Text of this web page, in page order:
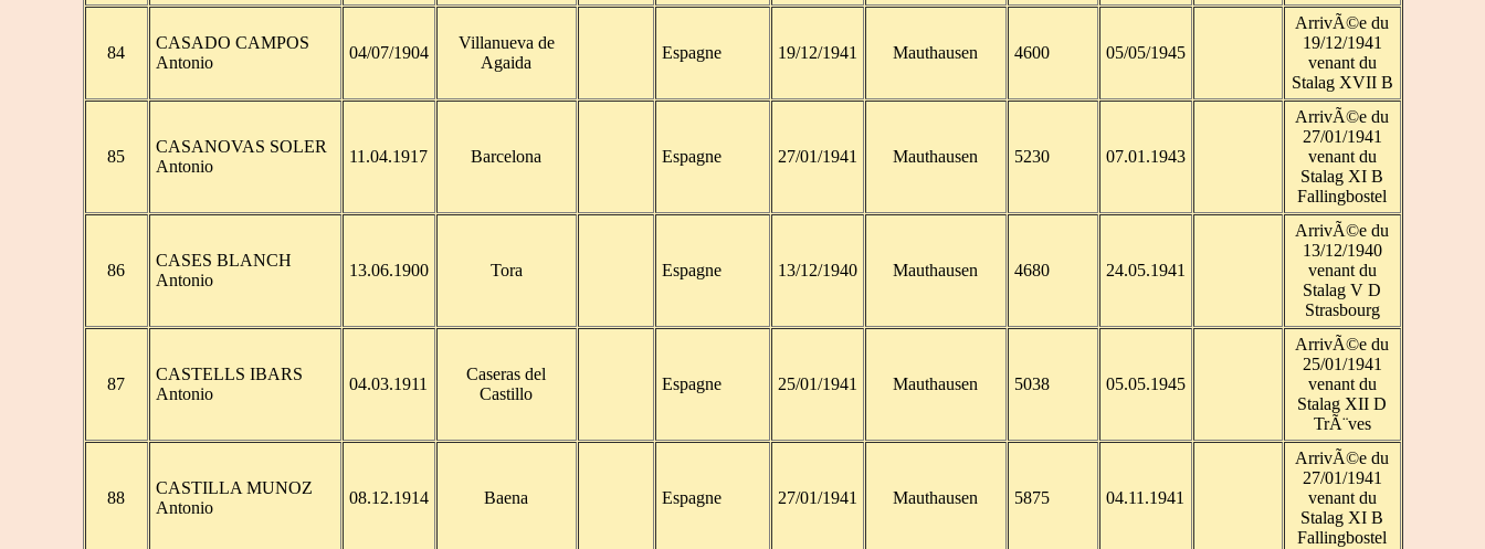
84
CASADO CAMPOS
Antonio
04/07/1904
Villanueva de
Agaida
Espagne 19/12/1941 Mauthausen 4600 05/05/1945
ArrivÃ©e du
19/12/1941
venant du
Stalag XVII B
85
CASANOVAS SOLER
Antonio
11.04.1917 Barcelona Espagne 27/01/1941 Mauthausen 5230 07.01.1943
ArrivÃ©e du
27/01/1941
venant du
Stalag XI B
Fallingbostel
86
CASES BLANCH
Antonio
13.06.1900 Tora Espagne 13/12/1940 Mauthausen 4680 24.05.1941
ArrivÃ©e du
13/12/1940
venant du
Stalag V D
Strasbourg
87
CASTELLS IBARS
Antonio
04.03.1911
Caseras del
Castillo
Espagne 25/01/1941 Mauthausen 5038 05.05.1945
ArrivÃ©e du
25/01/1941
venant du
Stalag XII D
TrÃ¨ves
88
CASTILLA MUNOZ
Antonio
08.12.1914 Baena Espagne 27/01/1941 Mauthausen 5875 04.11.1941
ArrivÃ©e du
27/01/1941
venant du
Stalag XI B
Fallingbostel